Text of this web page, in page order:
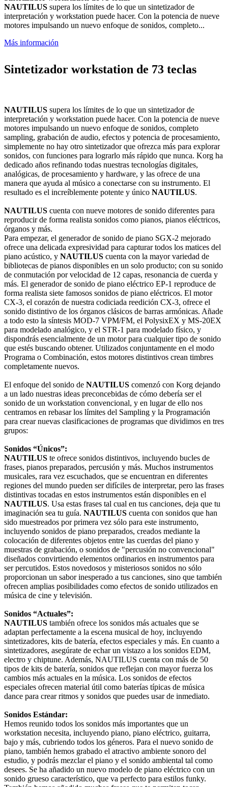
NAUTILUS supera los límites de lo que un sintetizador de
interpretación y workstation puede hacer. Con la potencia de nueve
motores impulsando un nuevo enfoque de sonidos, completo...
Más información
Sintetizador workstation de 73 teclas
NAUTILUS supera los límites de lo que un sintetizador de
interpretación y workstation puede hacer. Con la potencia de nueve
motores impulsando un nuevo enfoque de sonidos, completo
sampling, grabación de audio, efectos y potencia de procesamiento,
simplemente no hay otro sintetizador que ofrezca más para explorar
sonidos, con funciones para lograrlo más rápido que nunca. Korg ha
dedicado años refinando todas nuestras tecnologías digitales,
analógicas, de procesamiento y hardware, y las ofrece de una
manera que ayuda al músico a conectarse con su instrumento. El
resultado es el increíblemente potente y único NAUTILUS.
NAUTILUS cuenta con nueve motores de sonido diferentes para
reproducir de forma realista sonidos como pianos, pianos eléctricos,
órganos y más.
Para empezar, el generador de sonido de piano SGX-2 mejorado
ofrece una delicada expresividad para capturar todos los matices del
piano acústico, y NAUTILUS cuenta con la mayor variedad de
bibliotecas de pianos disponibles en un solo producto; con su sonido
de conmutación por velocidad de 12 capas, resonancia de cuerda y
más. El generador de sonido de piano eléctrico EP-1 reproduce de
forma realista siete famosos sonidos de piano eléctricos. El motor
CX-3, el corazón de nuestra codiciada reedición CX-3, ofrece el
sonido distintivo de los órganos clásicos de barras armónicas. Añade
a todo esto la síntesis MOD-7 VPM/FM, el PolysixEX y MS-20EX
para modelado analógico, y el STR-1 para modelado físico, y
dispondrás esencialmente de un motor para cualquier tipo de sonido
que estés buscando obtener. Utilizados conjuntamente en el modo
Programa o Combinación, estos motores distintivos crean timbres
completamente nuevos.
El enfoque del sonido de NAUTILUS comenzó con Korg dejando
a un lado nuestras ideas preconcebidas de cómo debería ser el
sonido de un workstation convencional, y en lugar de ello nos
centramos en rebasar los límites del Sampling y la Programación
para crear nuevas clasificaciones de programas que dividimos en tres
grupos:
Sonidos “Únicos”:
NAUTILUS te ofrece sonidos distintivos, incluyendo bucles de
frases, pianos preparados, percusión y más. Muchos instrumentos
musicales, rara vez escuchados, que se encuentran en diferentes
regiones del mundo pueden ser difíciles de interpretar, pero las frases
distintivas tocadas en estos instrumentos están disponibles en el
NAUTILUS. Usa estas frases tal cual en tus canciones, deja que tu
imaginación sea tu guía. NAUTILUS cuenta con sonidos que han
sido muestreados por primera vez sólo para este instrumento,
incluyendo sonidos de piano preparados, creados mediante la
colocación de diferentes objetos entre las cuerdas del piano y
muestras de grabación, o sonidos de "percusión no convencional"
diseñados convirtiendo elementos ordinarios en instrumentos para
ser percutidos. Estos novedosos y misteriosos sonidos no sólo
proporcionan un sabor inesperado a tus canciones, sino que también
ofrecen amplias posibilidades como efectos de sonido utilizados en
música de cine y televisión.
Sonidos “Actuales”:
NAUTILUS también ofrece los sonidos más actuales que se
adaptan perfectamente a la escena musical de hoy, incluyendo
sintetizadores, kits de batería, efectos especiales y más. En cuanto a
sintetizadores, asegúrate de echar un vistazo a los sonidos EDM,
electro y chiptune. Además, NAUTILUS cuenta con más de 50
tipos de kits de batería, sonidos que reflejan con mayor fuerza los
cambios más actuales en la música. Los sonidos de efectos
especiales ofrecen material útil como baterías típicas de música
dance para crear ritmos y sonidos que puedes usar de inmediato.
Sonidos Estándar:
Hemos reunido todos los sonidos más importantes que un
workstation necesita, incluyendo piano, piano eléctrico, guitarra,
bajo y más, cubriendo todos los géneros. Para el nuevo sonido de
piano, también hemos grabado el atractivo ambiente sonoro del
estudio, y podrás mezclar el piano y el sonido ambiental tal como
desees. Se ha añadido un nuevo modelo de piano eléctrico con un
sonido grueso característico, que va perfecto para estilos funky.